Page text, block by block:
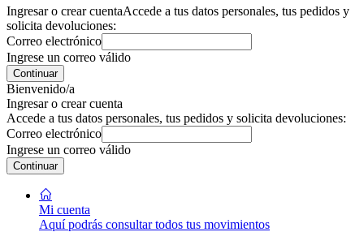
Ingresar o crear cuentaAccede a tus datos personales, tus pedidos y
solicita devoluciones:
Correo electrónico
Ingrese un correo válido
Continuar
Bienvenido/a
Ingresar o crear cuenta
Accede a tus datos personales, tus pedidos y solicita devoluciones:
Correo electrónico
Ingrese un correo válido
Continuar
Mi cuenta
Aquí podrás consultar todos tus movimientos